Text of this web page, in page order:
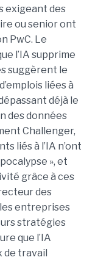
exigeant des
ou senior ont
PwC. Le
l’IA supprime
suggèrent le
liées à
déjà le
des données
Challenger,
liés à l’IA n’ont
», et
grâce à ces
des
entreprises
stratégies
que l’IA
de travail